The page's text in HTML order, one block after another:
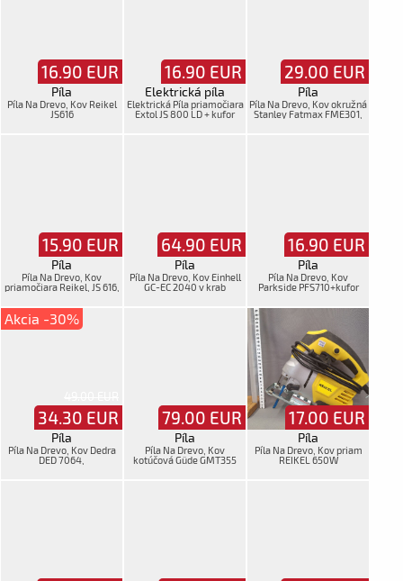
16.90 EUR
Píla
Píla Na Drevo, Kov Reikel
JS616
16.90 EUR
Elektrická píla
Elektrická Píla priamočiara
Extol JS 800 LD + kufor
29.00 EUR
Píla
Píla Na Drevo, Kov okružná
Stanley Fatmax FME301,
15.90 EUR
Píla
Píla Na Drevo, Kov
priamočiara Reikel, JS 616,
64.90 EUR
Píla
Píla Na Drevo, Kov Einhell
GC-EC 2040 v krab
16.90 EUR
Píla
Píla Na Drevo, Kov
Parkside PFS710+kufor
Akcia -30%
34.30 EUR
Píla
Píla Na Drevo, Kov Dedra
DED 7064,
79.00 EUR
Píla
Píla Na Drevo, Kov
kotúčová Güde GMT355
17.00 EUR
Píla
Píla Na Drevo, Kov priam
REIKEL 650W